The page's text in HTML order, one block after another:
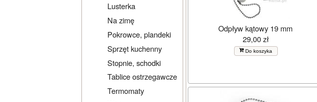
Lusterka
Na zimę
Pokrowce, plandeki
Sprzęt kuchenny
Stopnie, schodki
Tablice ostrzegawcze
Termomaty
Odpływ kątowy 19 mm
29,00 zł
Do koszyka